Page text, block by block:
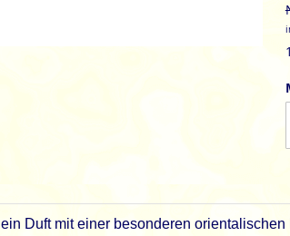
ein Duft mit einer besonderen